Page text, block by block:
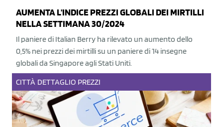
AUMENTA L'INDICE PREZZI GLOBALI DEI MIRTILLI
NELLA SETTIMANA 30/2024
Il paniere di Italian Berry ha rilevato un aumento dello
0,5% nei prezzi dei mirtilli su un paniere di 14 insegne
globali da Singapore agli Stati Uniti.
CITTÀ DETTAGLIO PREZZI